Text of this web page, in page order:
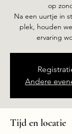
op
Na een uurtje in
plek, houden
ervaring
Andere
Tijd en locatie